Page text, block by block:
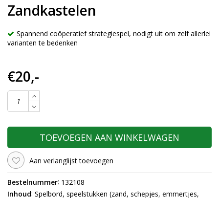
Zandkastelen
Spannend coöperatief strategiespel, nodigt uit om zelf allerlei
varianten te bedenken
€20,-
TOEVOEGEN AAN WINKELWAGEN
Aan verlanglijst toevoegen
Bestelnummer: 132108
Inhoud: Spelbord, speelstukken (zand, schepjes, emmertjes,